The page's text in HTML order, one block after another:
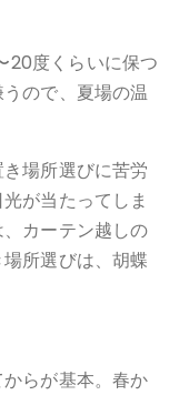
20度くらいに保つ
ので、夏場の温
場所選びに苦労
が当たってしま
カーテン越しの
所選びは、胡蝶
らが基本。春か